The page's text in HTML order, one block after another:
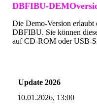
DBFIBU-
Die Demo-Version erlaubt
DBFIBU. Sie können
auf CD-ROM oder USB-
Update 2026
10.01.2026, 13:00